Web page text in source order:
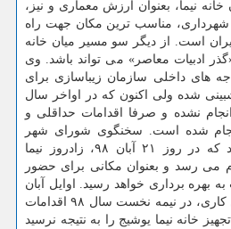
نیما، بعنوان ارزش معماری و نیز،
شهرداری، مناسب ترین مکان جهت راه
است. از دیگر سو مسیر میان خانه
ادبیات معاصر» می تواند باشد. وی
های داخلی سازمان زیباسازی برای
شده ولی اکنون که در اواخر سال
نشده و صرفا اقدامات حداقلی و
شده است. سخنگوی شورای شهر
تهران افزود: ابتدا گفته شد که در روز ۲۱ آبان ۹۸، زادروز نیما
می رسد و بعنوان مکانی برای حضور
بهره برداری خواهد رسید. اوایل آبان
۹۸، گفته شد به علت تداخل کاری، در نیمه نخست سال ۹۸ اقدامات
خانه نیما یوشیج را به نتیجه نرسید